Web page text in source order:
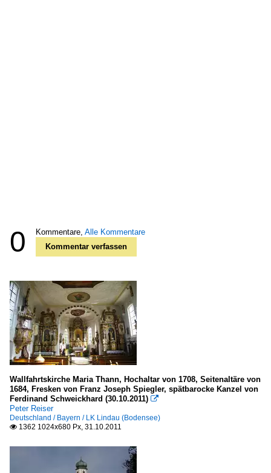
0 Kommentare, Alle Kommentare
Kommentar verfassen
Wallfahrtskirche Maria Thann, Hochaltar von 1708, Seitenaltäre von
1684, Fresken von Franz Joseph Spiegler, spätbarocke Kanzel von
Ferdinand Schweickhard (30.10.2011) 
Peter Reiser
Deutschland / Bayern / LK Lindau (Bodensee)
 1362 1024x680 Px, 31.10.2011